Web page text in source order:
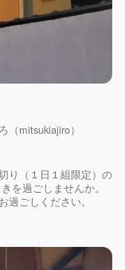
mitsukiajiro）
り（１日１組限定）の
を過ごしませんか。
ごしください。